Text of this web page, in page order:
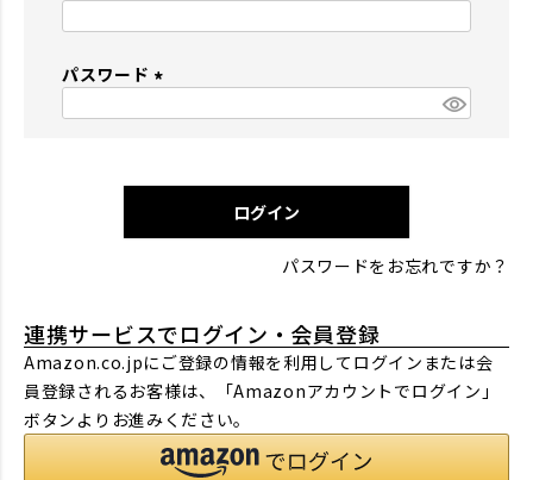
パスワード
)
ログイン
パスワードをお忘れですか？
連携サービスでログイン・会員登録
Amazon.co.jpにご登録の情報を利用してログインまたは会
員登録されるお客様は、「Amazonアカウントでログイン」
ボタンよりお進みください。